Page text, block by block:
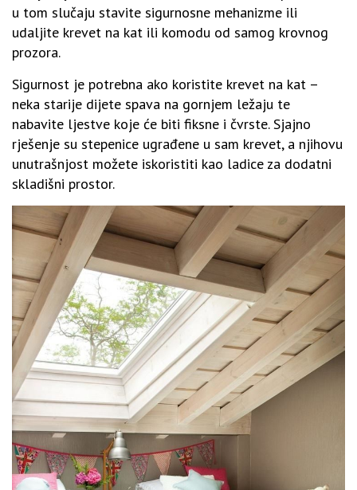
u tom slučaju stavite sigurnosne mehanizme ili
udaljite krevet na kat ili komodu od samog krovnog
prozora.
Sigurnost je potrebna ako koristite krevet na kat –
neka starije dijete spava na gornjem ležaju te
nabavite ljestve koje će biti fiksne i čvrste. Sjajno
rješenje su stepenice ugrađene u sam krevet, a njihovu
unutrašnjost možete iskoristiti kao ladice za dodatni
skladišni prostor.